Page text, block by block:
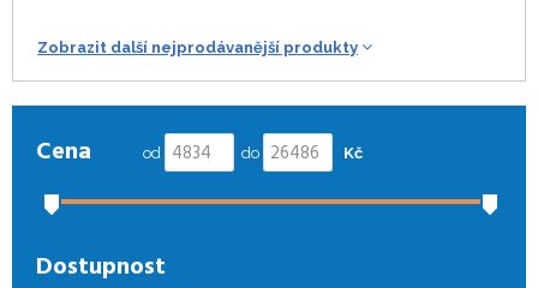
Zobrazit další nejprodávanější produkty
Cena od do Kč
Dostupnost